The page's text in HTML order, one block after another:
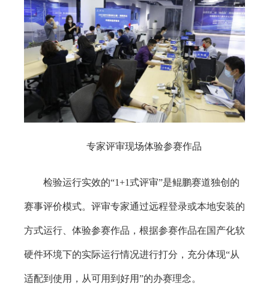
专家评审现场体验参赛作品
检验运行实效的“1+1式评审”是鲲鹏赛道独创的
赛事评价模式。评审专家通过远程登录或本地安装的
方式运行、体验参赛作品，根据参赛作品在国产化软
硬件环境下的实际运行情况进行打分，充分体现“从
适配到使用，从可用到好用”的办赛理念。